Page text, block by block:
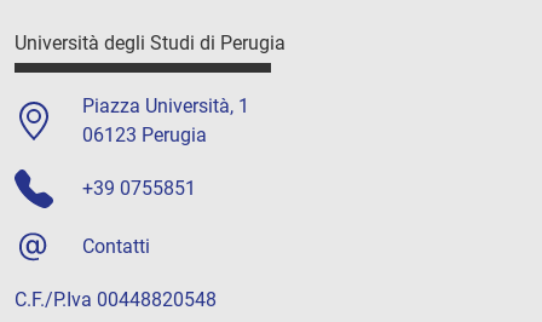
Università degli Studi di Perugia
Piazza Università, 1
06123 Perugia
+39 0755851
Contatti
C.F./P.Iva 00448820548